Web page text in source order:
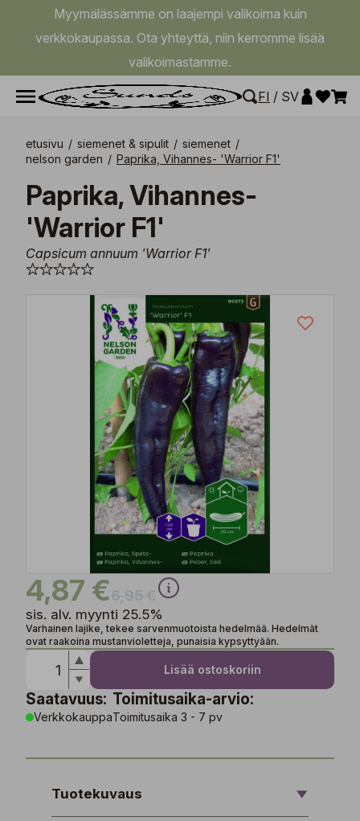
Myymälässämme on laajempi valikoima kuin
verkkokaupassa. Ota yhteyttä, niin kerromme lisää
valikoimastamme.
FI / SV
etusivu / siemenet & sipulit / siemenet /
nelson garden / Paprika, Vihannes- 'Warrior F1'
Paprika, Vihannes-
'Warrior F1'
Capsicum annuum 'Warrior F1'
4,87 €
sis. alv. myynti 25.5%
Varhainen lajike, tekee sarvenmuotoista hedelmää. Hedelmät
ovat raakoina mustanvioletteja, punaisia kypsyttyään.
Lisää ostoskoriin
Saatavuus:
Verkkokauppa
Toimitusaika-arvio:
Toimitusaika 3 - 7 pv
Tuotekuvaus